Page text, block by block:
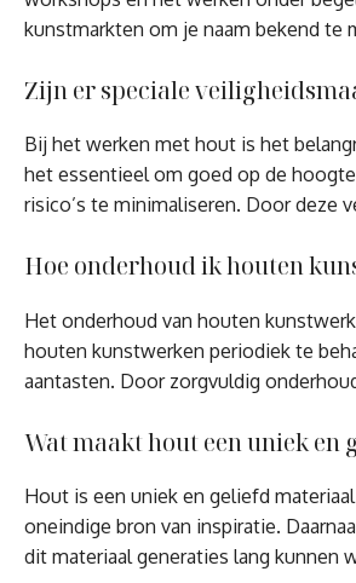
kunstmarkten om je naam bekend te
Zijn er speciale
Bij het werken met hout is het
het essentieel om goed op de
risico’s te minimaliseren. Door deze
Hoe onderhoud ik houten
Het onderhoud van houten
houten kunstwerken periodiek te
aantasten. Door zorgvuldig
Wat maakt hout een uniek
Hout is een uniek en geliefd
oneindige bron van inspiratie.
dit materiaal generaties lang kunnen